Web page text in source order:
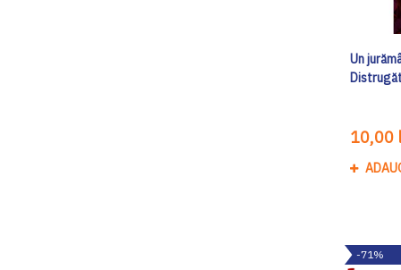
Un
10,00
-71%